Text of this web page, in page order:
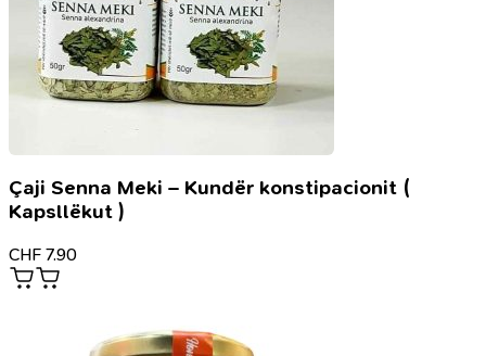
Çaji Senna Meki – Kundër konstipacionit (
Kapsllëkut )
CHF 7.90